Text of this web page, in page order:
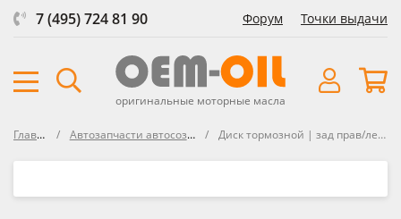
7 (495) 724 81 90 Форум Точки выдачи
оригинальные моторные масла
Главная Автозапчасти автосозданные Диск тормозной | зад прав/лев | Bosch